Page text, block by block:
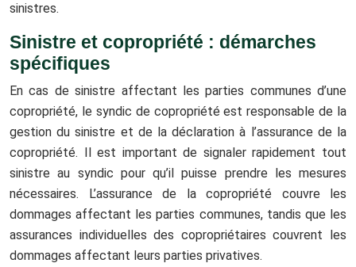
sinistres.
Sinistre et copropriété : démarches
spécifiques
En cas de sinistre affectant les parties communes d’une
copropriété, le syndic de copropriété est responsable de la
gestion du sinistre et de la déclaration à l’assurance de la
copropriété. Il est important de signaler rapidement tout
sinistre au syndic pour qu’il puisse prendre les mesures
nécessaires. L’assurance de la copropriété couvre les
dommages affectant les parties communes, tandis que les
assurances individuelles des copropriétaires couvrent les
dommages affectant leurs parties privatives.